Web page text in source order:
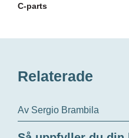
C-parts
Relaterade
Av Sergio Brambila